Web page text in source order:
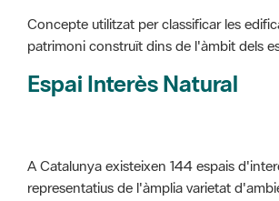
Concepte utilitzat per classificar les
patrimoni construït dins de l'àmbit dels
Espai Interès Natural
A Catalunya existeixen 144 espais
representatius de l'àmplia varietat